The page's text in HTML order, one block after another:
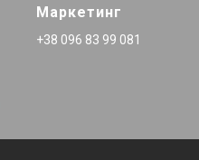
Маркетинг
+38 096 83 99 081